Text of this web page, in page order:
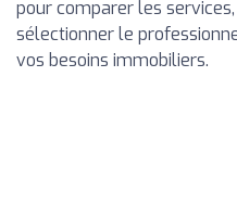
pour comparer les
sélectionner le
vos besoins immobiliers.